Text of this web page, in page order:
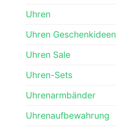
Uhren
Uhren Geschenkideen
Uhren Sale
Uhren-Sets
Uhrenarmbänder
Uhrenaufbewahrung